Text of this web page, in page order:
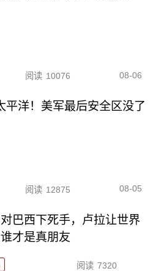
阅读 10076 08-06
平洋！美军最后安全区没了
阅读 12875 08-05
巴西下死手，卢拉让世界
才是真朋友
阅读 7320